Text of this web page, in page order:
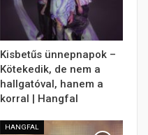
Kisbetűs ünnepnapok –
Kötekedik, de nem a
hallgatóval, hanem a
korral | Hangfal
HANGFAL